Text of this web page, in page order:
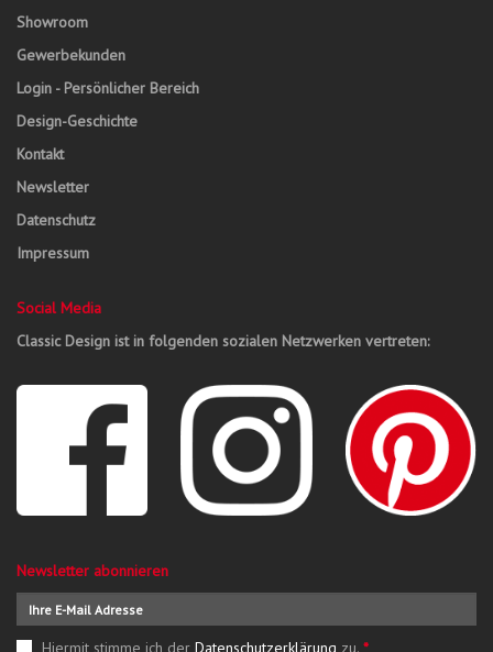
Showroom
Gewerbekunden
Login - Persönlicher Bereich
Design-Geschichte
Kontakt
Newsletter
Datenschutz
Impressum
Social Media
Classic Design ist in folgenden sozialen Netzwerken vertreten:
Newsletter abonnieren
Hiermit stimme ich der Datenschutzerklärung zu. *